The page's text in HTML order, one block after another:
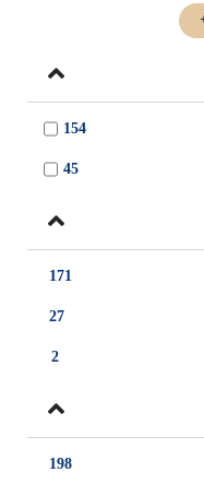
154
45
171
27
2
198